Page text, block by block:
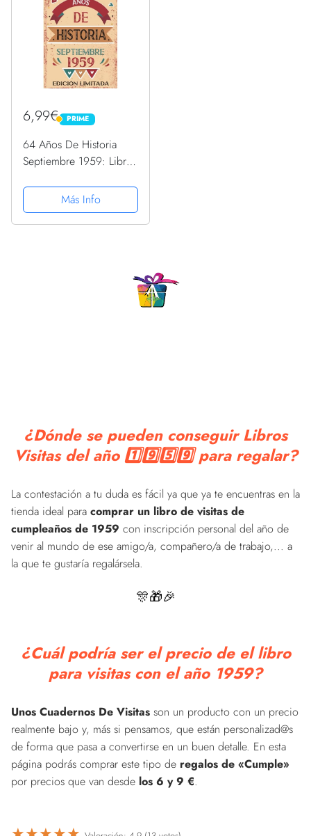
6,99€ PRIME
PRIME
64 Años De Historia
Septiembre 1959: Libro
páginas de
felicitaciones, idea de
regalo, regalo Para la
Más Info
¿Dónde se pueden conseguir Libros
Visitas del año 1️⃣9️⃣5️⃣9️⃣ para regalar?
La contestación a tu duda es fácil ya que ya te encuentras en la
tienda ideal para comprar un libro de visitas de
cumpleaños de 1959 con inscripción personal del año de
venir al mundo de ese amigo/a, compañero/a de trabajo,... a
la que te gustaría regalársela.
🎊🎁🎉
¿Cuál podría ser el precio de el libro
para visitas con el año 1959?
Unos Cuadernos De Visitas son un producto con un precio
realmente bajo y, más si pensamos, que están personalizad@s
de forma que pasa a convertirse en un buen detalle. En esta
página podrás comprar este tipo de regalos de «Cumple»
por precios que van desde los 6 y 9 €.